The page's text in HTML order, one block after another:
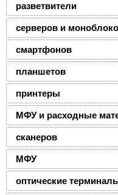
разветвители
серверов и
смартфонов
планшетов
принтеры
МФУ и расходные
сканеров
МФУ
оптические